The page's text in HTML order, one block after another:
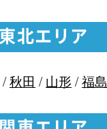
東北エリア
/秋田 /山形 /福島